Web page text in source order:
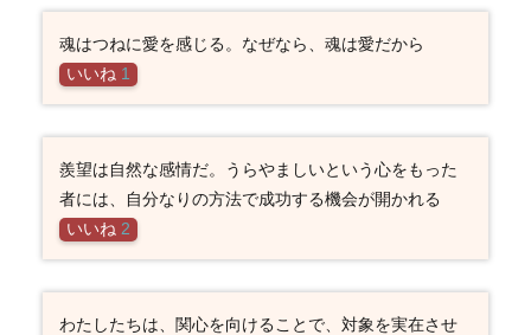
魂はつねに愛を感じる。なぜなら、魂は愛だから
いいね 1
羨望は自然な感情だ。うらやましいという心をもった
者には、自分なりの方法で成功する機会が開かれる
いいね 2
わたしたちは、関心を向けることで、対象を実在させ